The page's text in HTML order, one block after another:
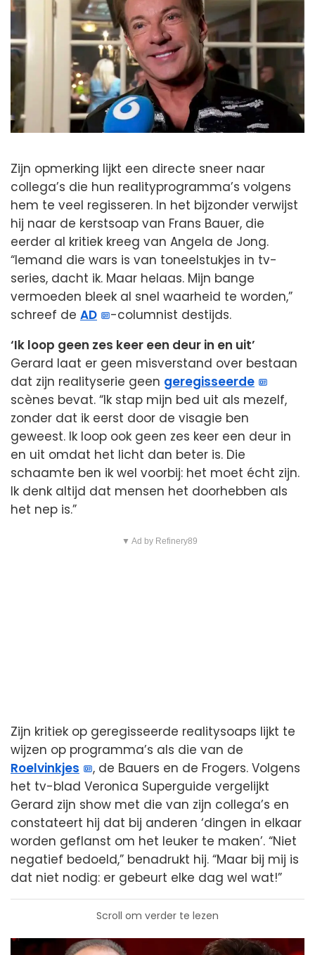
Zijn opmerking lijkt een directe sneer naar
collega’s die hun realityprogramma’s volgens
hem te veel regisseren. In het bijzonder verwijst
hij naar de kerstsoap van Frans Bauer, die
eerder al kritiek kreeg van Angela de Jong.
“Iemand die wars is van toneelstukjes in tv-
series, dacht ik. Maar helaas. Mijn bange
vermoeden bleek al snel waarheid te worden,”
schreef de AD
-columnist destijds.
‘Ik loop geen zes keer een deur in en uit’
Gerard laat er geen misverstand over bestaan
dat zijn realityserie geen geregisseerde
scènes bevat. “Ik stap mijn bed uit als mezelf,
zonder dat ik eerst door de visagie ben
geweest. Ik loop ook geen zes keer een deur in
en uit omdat het licht dan beter is. Die
schaamte ben ik wel voorbij: het moet écht zijn.
Ik denk altijd dat mensen het doorhebben als
het nep is.”
▼ Ad by Refinery89
Zijn kritiek op geregisseerde realitysoaps lijkt te
wijzen op programma’s als die van de
Roelvinkjes
, de Bauers en de Frogers. Volgens
het tv-blad Veronica Superguide vergelijkt
Gerard zijn show met die van zijn collega’s en
constateert hij dat bij anderen ‘dingen in elkaar
worden geflanst om het leuker te maken’. “Niet
negatief bedoeld,” benadrukt hij. “Maar bij mij is
dat niet nodig: er gebeurt elke dag wel wat!”
Scroll om verder te lezen